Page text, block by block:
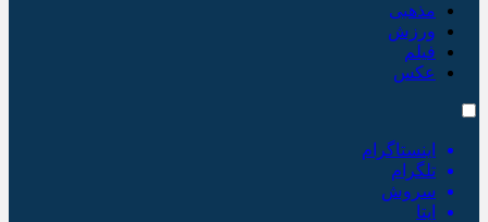
مذهبی
ورزش
فیلم
عکس
اینستاگرام
تلگرام
سروش
ایتا